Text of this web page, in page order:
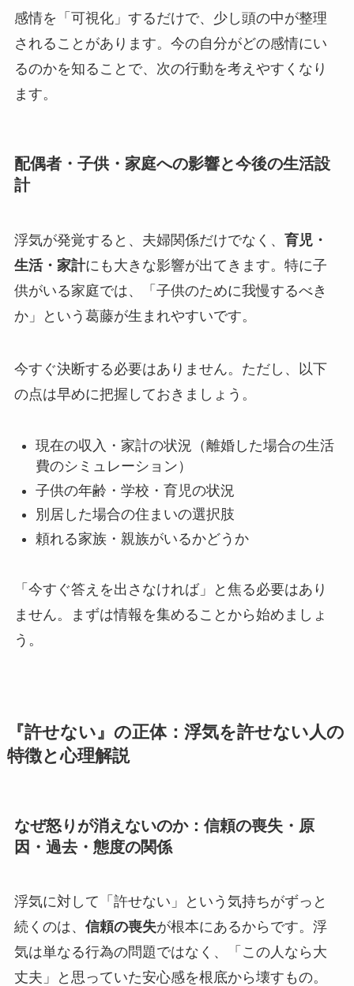
感情を「可視化」するだけで、少し頭の中が整理
されることがあります。今の自分がどの感情にい
るのかを知ることで、次の行動を考えやすくなり
ます。
配偶者・子供・家庭への影響と今後の生活設
計
浮気が発覚すると、夫婦関係だけでなく、 育児・
生活・家計にも大きな影響が出てきます。特に子
供がいる家庭では、「子供のために我慢するべき
か」という葛藤が生まれやすいです。
今すぐ決断する必要はありません。ただし、以下
の点は早めに把握しておきましょう。
現在の収入・家計の状況（離婚した場合の生活
費のシミュレーション）
子供の年齢・学校・育児の状況
別居した場合の住まいの選択肢
頼れる家族・親族がいるかどうか
「今すぐ答えを出さなければ」と焦る必要はあり
ません。まずは情報を集めることから始めましょ
う。
『許せない』の正体：浮気を許せない人の
特徴と心理解説
なぜ怒りが消えないのか：信頼の喪失・原
因・過去・態度の関係
浮気に対して「許せない」という気持ちがずっと
続くのは、 信頼の喪失が根本にあるからです。浮
気は単なる行為の問題ではなく、「この人なら大
丈夫」と思っていた安心感を根底から壊すもの。